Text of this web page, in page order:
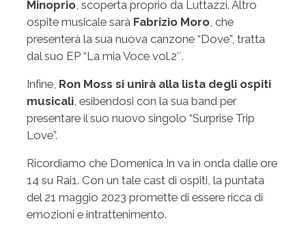
Minoprio, scoperta proprio da Luttazzi. Altro
ospite musicale sarà Fabrizio Moro, che
presenterà la sua nuova canzone “Dove”, tratta
dal suo EP “La mia Voce vol.2″​​.
Infine, Ron Moss si unirà alla lista degli ospiti
musicali, esibendosi con la sua band per
presentare il suo nuovo singolo “Surprise Trip
Love”​.
Ricordiamo che Domenica In va in onda dalle ore
14 su Rai1. Con un tale cast di ospiti, la puntata
del 21 maggio 2023 promette di essere ricca di
emozioni e intrattenimento.